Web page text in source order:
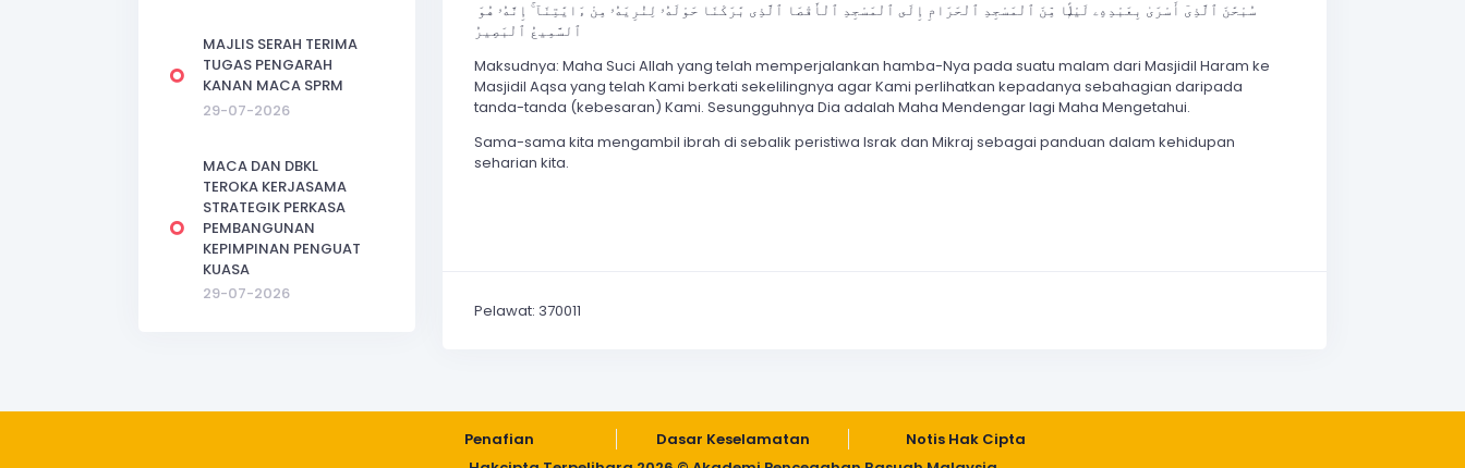
MAJLIS SERAH TERIMA
TUGAS PENGARAH
KANAN MACA SPRM
29-07-2026
MACA DAN DBKL
TEROKA KERJASAMA
STRATEGIK PERKASA
PEMBANGUNAN
KEPIMPINAN PENGUAT
KUASA
29-07-2026
ٱلسَّمِيعُ ٱلْبَصِيرُ
Maksudnya: Maha Suci Allah yang telah memperjalankan hamba-Nya pada suatu malam dari Masjidil Haram ke
Masjidil Aqsa yang telah Kami berkati sekelilingnya agar Kami perlihatkan kepadanya sebahagian daripada
tanda-tanda (kebesaran) Kami. Sesungguhnya Dia adalah Maha Mendengar lagi Maha Mengetahui.
Sama-sama kita mengambil ibrah di sebalik peristiwa Israk dan Mikraj sebagai panduan dalam kehidupan
seharian kita.
Pelawat: 370011
Penafian Dasar Keselamatan
Notis Hak Cipta